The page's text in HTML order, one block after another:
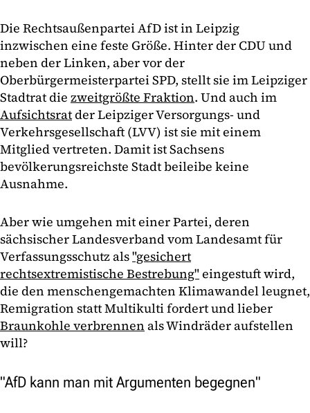
Die Rechtsaußenpartei AfD ist in Leipzig
inzwischen eine feste Größe. Hinter der CDU und
neben der Linken, aber vor der
Oberbürgermeisterpartei SPD, stellt sie im Leipziger
Stadtrat die zweitgrößte Fraktion. Und auch im
Aufsichtsratder Leipziger Versorgungs- und
Verkehrsgesellschaft (LVV) ist sie mit einem
Mitglied vertreten. Damit ist Sachsens
bevölkerungsreichste Stadt beileibe keine
Ausnahme.
Aber wie umgehen mit einer Partei, deren
sächsischer Landesverband vom Landesamt für
Verfassungsschutz als"gesichert
rechtsextremistische Bestrebung"eingestuft wird,
die den menschengemachten Klimawandel leugnet,
Remigration statt Multikulti fordert und lieber
Braunkohle verbrennen als Windräder aufstellen
will?
"AfD kann man mit Argumenten begegnen"